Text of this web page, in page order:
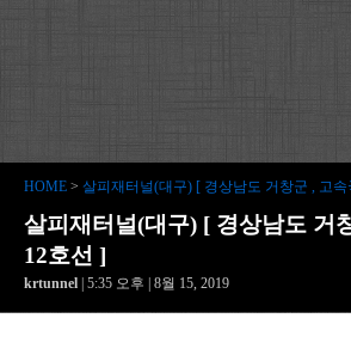
HOME > 살피재터널(대구) [ 경상남도 거창군 , 고속
살피재터널(대구) [ 경상남도 거
12호선 ]
krtunnel | 5:35 오후 | 8월 15, 2019